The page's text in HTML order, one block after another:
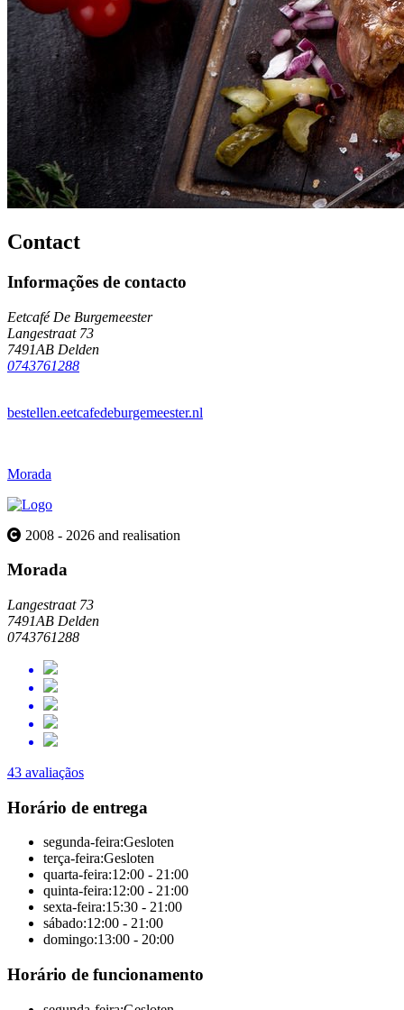
Contact
Informações de contacto
Eetcafé De Burgemeester
Langestraat 73
7491AB Delden
0743761288
bestellen.eetcafedeburgemeester.nl
Morada
2008 - 2026 and realisation
Morada
Langestraat 73
7491AB Delden
0743761288
43 avaliaçãos
Horário de entrega
segunda-feira:Gesloten
terça-feira:Gesloten
quarta-feira:12:00 - 21:00
quinta-feira:12:00 - 21:00
sexta-feira:15:30 - 21:00
sábado:12:00 - 21:00
domingo:13:00 - 20:00
Horário de funcionamento